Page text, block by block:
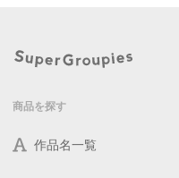
商品を探す
作品名一覧